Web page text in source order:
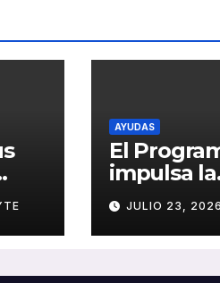
AYUDAS
El
impulsa la
con
vehículos
JULIO 23, 2026